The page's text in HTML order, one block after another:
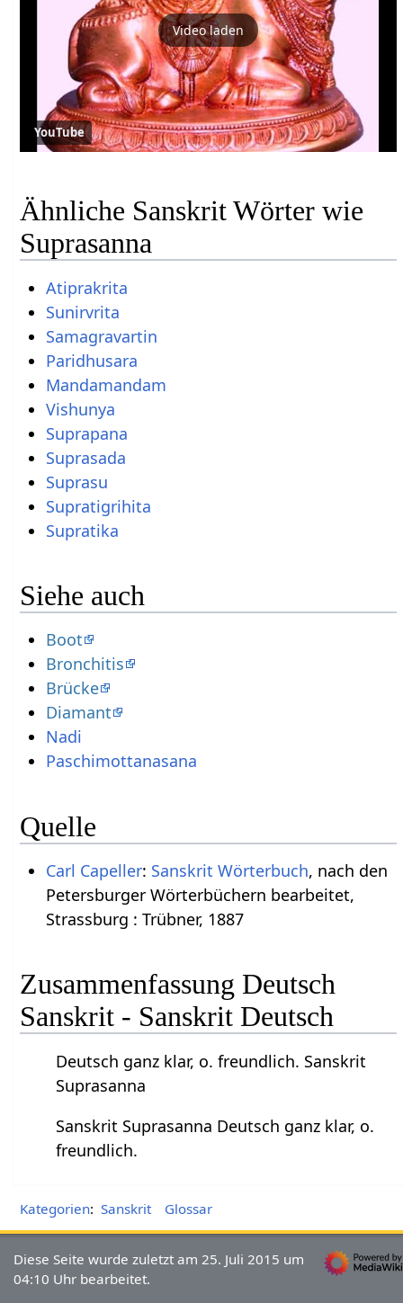
Video laden
YouTube
Ähnliche Sanskrit Wörter wie
Suprasanna
Atiprakrita
Sunirvrita
Samagravartin
Paridhusara
Mandamandam
Vishunya
Suprapana
Suprasada
Suprasu
Supratigrihita
Supratika
Siehe auch
Boot
Bronchitis
Brücke
Diamant
Nadi
Paschimottanasana
Quelle
Carl Capeller: Sanskrit Wörterbuch, nach den
Petersburger Wörterbüchern bearbeitet,
Strassburg : Trübner, 1887
Zusammenfassung Deutsch
Sanskrit - Sanskrit Deutsch
Deutsch ganz klar, o. freundlich. Sanskrit
Suprasanna
Sanskrit Suprasanna Deutsch ganz klar, o.
freundlich.
Kategorien: Sanskrit Glossar
Diese Seite wurde zuletzt am 25. Juli 2015 um
04:10 Uhr bearbeitet.